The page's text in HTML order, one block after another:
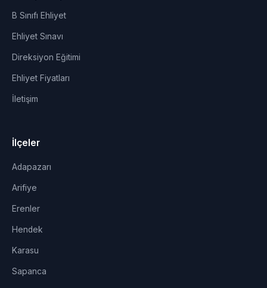
B Sınıfı Ehliyet
Ehliyet Sınavı
Direksiyon Eğitimi
Ehliyet Fiyatları
İletişim
İlçeler
Adapazarı
Arifiye
Erenler
Hendek
Karasu
Sapanca